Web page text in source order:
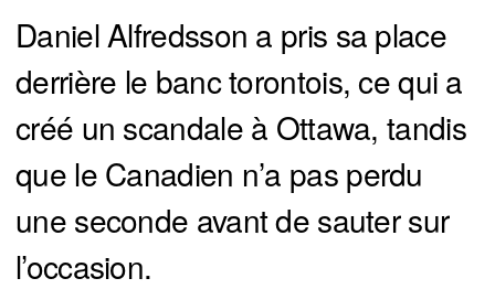
Daniel Alfredsson a pris sa place
derrière le banc torontois, ce qui a
créé un scandale à Ottawa, tandis
que le Canadien n’a pas perdu
une seconde avant de sauter sur
l’occasion.